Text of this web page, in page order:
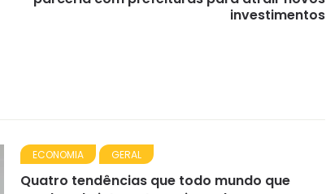
investimentos
ECONOMIA GERAL
Quatro tendências que todo mundo que